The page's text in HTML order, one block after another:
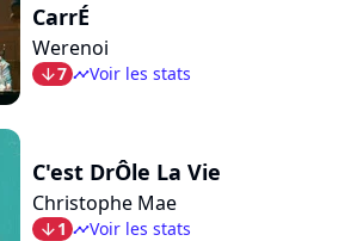
CarrÉ
Werenoi
arrow_bot7 timelineVoir les stats
C'est DrÔle La Vie
Christophe Mae
arrow_bot1 timelineVoir les stats